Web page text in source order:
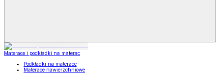
Materace i podkładki na materac
Podkładki na materace
Materace nawierzchniowe